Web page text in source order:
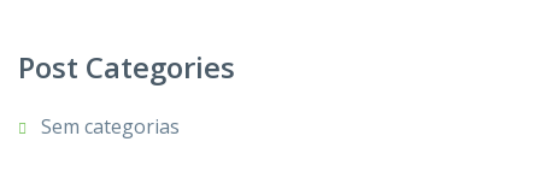
Post Categories
Sem categorias